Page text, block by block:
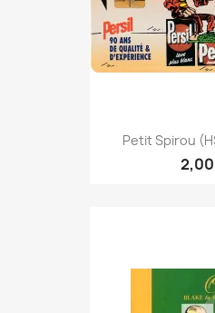
Petit Spirou